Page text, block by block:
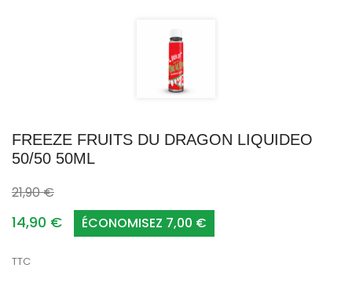
FREEZE FRUITS DU DRAGON LIQUIDEO
50/50 50ML
21,90 €
14,90 € ÉCONOMISEZ 7,00 €
TTC